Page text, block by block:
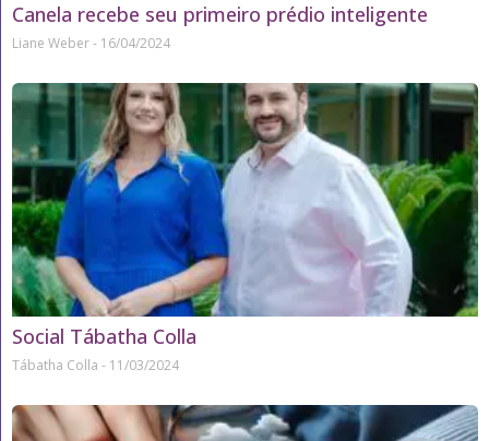
Canela recebe seu primeiro prédio inteligente
Liane Weber 16/04/2024
Social Tábatha Colla
Tábatha Colla 11/03/2024